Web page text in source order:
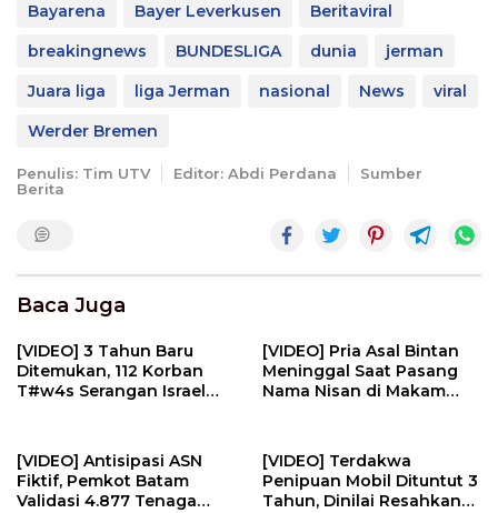
Bayarena Bayer Leverkusen
Beritaviral
breakingnews
BUNDESLIGA dunia
jerman
Juara liga
liga Jerman nasional News
viral
Werder Bremen
Penulis: Tim UTV Editor: Abdi Perdana
Sumber
Berita
Baca Juga
[VIDEO] 3 Tahun Baru
Ditemukan, 112 Korban
T#w4s Serangan Israel
[VIDEO] Pria Asal Bintan
Meninggal Saat Pasang
Nama Nisan di Makam
[VIDEO] Antisipasi ASN
Fiktif, Pemkot Batam
Validasi 4.877 Tenaga
[VIDEO] Terdakwa
Penipuan Mobil Dituntut 3
Tahun, Dinilai Resahkan